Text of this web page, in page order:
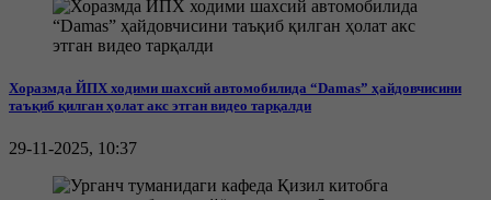
Хоразмда ЙПХ ходими шахсий автомобилида “Damas” ҳайдовчисини
таъқиб қилган ҳолат акс этган видео тарқалди
29-11-2025, 10:37